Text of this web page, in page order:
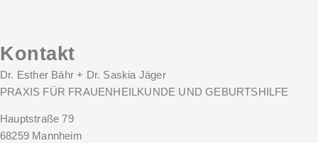
Kontakt
Dr. Esther Bähr + Dr. Saskia Jäger
PRAXIS FÜR FRAUENHEILKUNDE UND GEBURTSHILFE
Hauptstraße 79
68259 Mannheim